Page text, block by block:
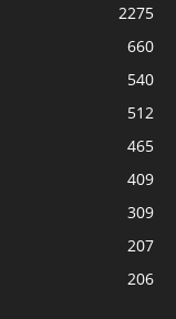
2275
660
540
512
465
409
309
207
206